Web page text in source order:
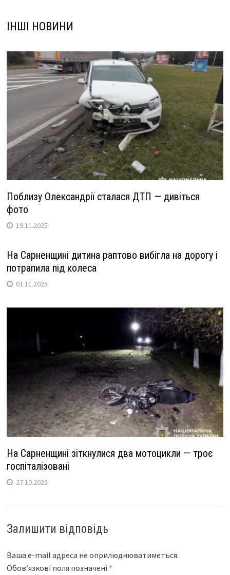
ІНШІ НОВИНИ
Поблизу Олександрії сталася ДТП — дивіться
фото
19.11.2025
На Сарненщині дитина раптово вибігла на дорогу і
потрапила під колеса
01.11.2025
На Сарненщині зіткнулися два мотоцикли — троє
госпіталізовані
27.10.2025
Залишити відповідь
Ваша e-mail адреса не оприлюднюватиметься.
Обов’язкові поля позначені *